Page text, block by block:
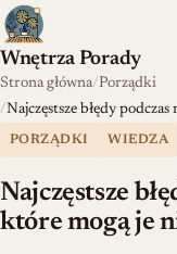
Wnętrza Porady
Strona główna Porządki
Najczęstsze błędy
PORZĄDKI WIEDZA
Najczęstsze
które mogą je